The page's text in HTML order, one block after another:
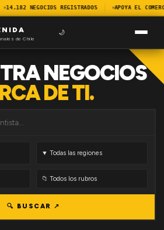
14.182 NEGOCIOS REGISTRADOS APOYA EL
de Chile
🌙
NEGOCIOS
DE TI.
🔍 BUSCAR ↗